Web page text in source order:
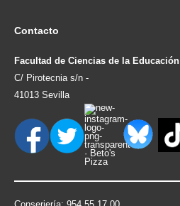
Contacto
Facultad de Ciencias de la Educación
C/ Pirotecnia s/n -
41013 Sevilla